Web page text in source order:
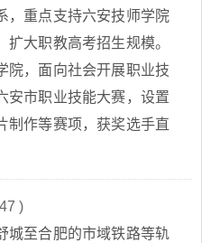
，重点支持六安技师学院
大职教高考招生规模。
院，面向社会开展职业技
安市职业技能大赛，设置
制作等赛项，获奖选手直
)
城至合肥的市域铁路等轨